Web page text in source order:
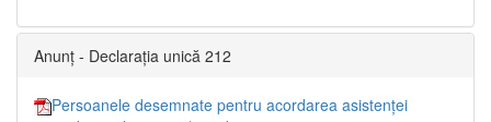
Anunț - Declarația unică 212
Persoanele desemnate pentru acordarea asistenței